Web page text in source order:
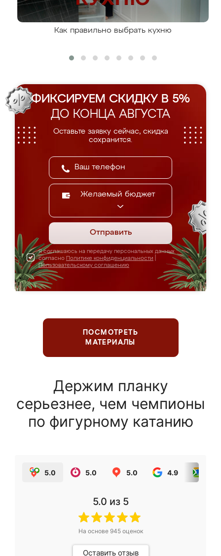
Как правильно выбрать кухню
ФИКСИРУЕМ СКИДКУ В 5%
ДО КОНЦА АВГУСТА
Оставьте заявку сейчас, скидка
сохранится.
Желаемый бюджет
Отправить
Я соглашаюсь на передачу персональных данных
согласно Политике конфиденциальности
Пользовательскому соглашению
ПОСМОТРЕТЬ
МАТЕРИАЛЫ
Держим планку
серьезнее, чем чемпионы
по фигурному катанию
5.0 5.0 5.0 4.9
5.0 из 5
На основе 945оценок
Оставить отзыв